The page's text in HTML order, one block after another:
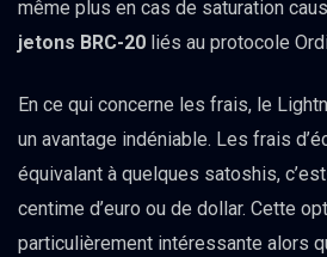
même plus en cas de saturation
jetons BRC-20 liés au protocole
En ce qui concerne les frais, le
un avantage indéniable. Les frais
équivalant à quelques satoshis,
centime d’euro ou de dollar. Cette
particulièrement intéressante alors